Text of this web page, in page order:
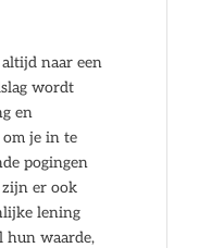
naar een
wordt
en
je in te
pogingen
zijn er ook
lening
hun waarde,